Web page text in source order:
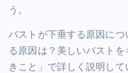
う。
バストが下垂する原因に
る原因は？美しいバスト
きこと」で詳しく説明して